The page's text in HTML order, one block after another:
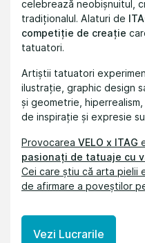
celebrează neobișnuitul,
tradiționalul. Alaturi de
competiție de creație
tatuatori.
Artiștii tatuatori
ilustrație, graphic design
și geometrie,
de inspirație și expresie
Provocarea VELO x ITAG
pasionați de tatuaje cu
Cei care știu că arta pielii
de afirmare a poveștilor
Vezi Lucrarile